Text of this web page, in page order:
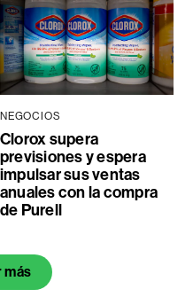
NEGOCIOS
Clorox supera
previsiones y espera
impulsar sus ventas
anuales con la compra
de Purell
más